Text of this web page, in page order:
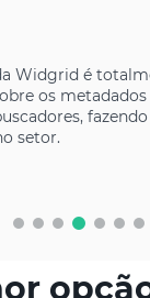
Widgrid é
os metadados
setor.